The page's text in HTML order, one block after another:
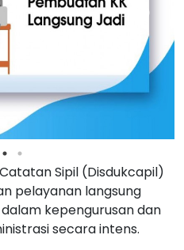
Sipil (Disdukcapil)
pelayanan langsung
kepengurusan dan
secara intens.